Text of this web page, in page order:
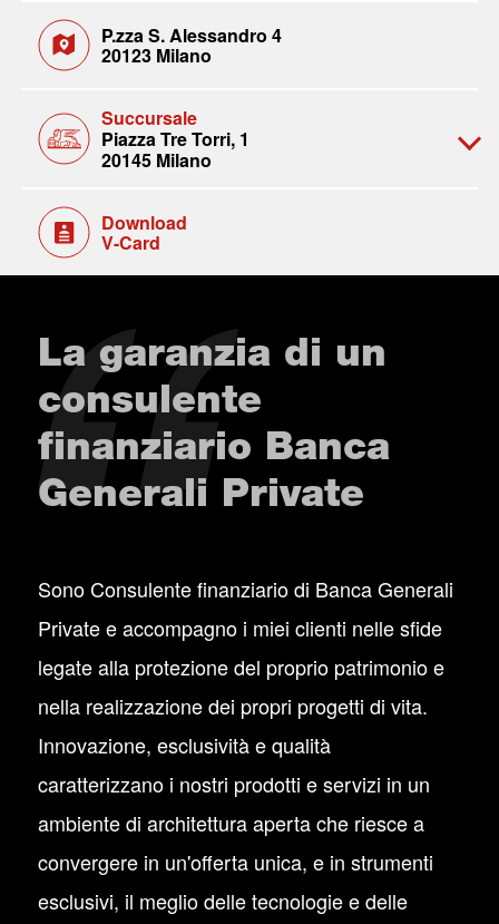
P.zza S. Alessandro 4
20123 Milano
Succursale
Piazza Tre Torri, 1
20145 Milano
Download
V-Card
La garanzia di un
consulente
finanziario Banca
Generali Private
Sono Consulente finanziario di Banca Generali
Private e accompagno i miei clienti nelle sfide
legate alla protezione del proprio patrimonio e
nella realizzazione dei propri progetti di vita.
Innovazione, esclusività e qualità
caratterizzano i nostri prodotti e servizi in un
ambiente di architettura aperta che riesce a
convergere in un'offerta unica, e in strumenti
esclusivi, il meglio delle tecnologie e delle